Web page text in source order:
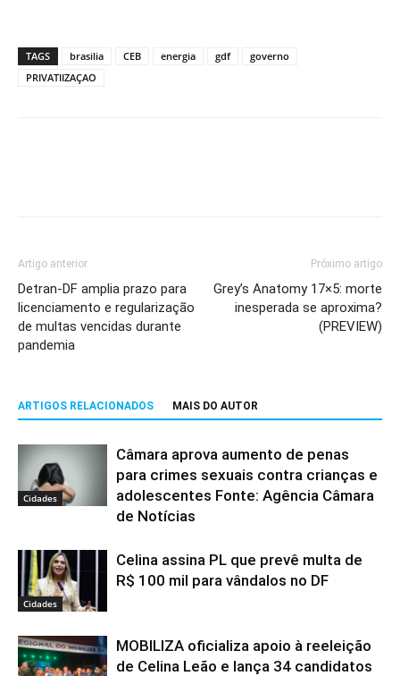
TAGS brasilia CEB energia gdf
governo
PRIVATIIZAÇAO
Artigo anterior
Detran-DF amplia prazo para
licenciamento e regularização
de multas vencidas durante
pandemia
Próximo artigo
Grey’s Anatomy 17×5: morte
inesperada se aproxima?
(PREVIEW)
ARTIGOS RELACIONADOS MAIS DO AUTOR
Cidades
Câmara aprova aumento de penas
para crimes sexuais contra crianças e
adolescentes Fonte: Agência Câmara
de Notícias
Cidades
Celina assina PL que prevê multa de
R$ 100 mil para vândalos no DF
MOBILIZA oficializa apoio à reeleição
de Celina Leão e lança 34 candidatos